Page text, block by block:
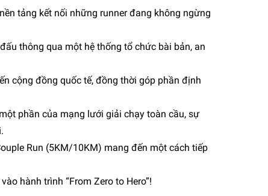
tảng kết nối những runner đang không ngừng
thông qua một hệ thống tổ chức bài bản, an
cộng đồng quốc tế, đồng thời góp phần định
phần của mạng lưới giải chạy toàn cầu, sự
Run (5KM/10KM) mang đến một cách tiếp
hành trình “From Zero to Hero”!